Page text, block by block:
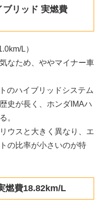
リッド 実燃費
L）
なため、ややマイナー車
のハイブリッドシステム
史が長く、ホンダIMAハ
。
ウスと大きく異なり、エ
の比率が小さいのが特
燃費18.82km/L